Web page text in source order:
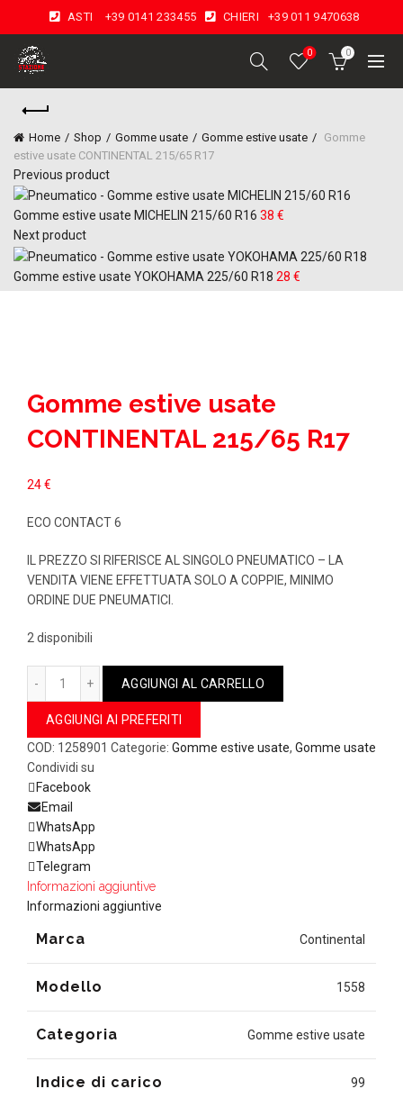
ASTI +39 0141 233455 CHIERI +39 011 9470638
0 0
Home Shop Gomme usate Gomme estive usate
Gomme
estive usate CONTINENTAL 215/65 R17
Previous product
Gomme estive usate MICHELIN 215/60 R16 38 €
Next product
Gomme estive usate YOKOHAMA 225/60 R18 28 €
Gomme estive usate
CONTINENTAL 215/65 R17
24€
ECO CONTACT 6
IL PREZZO SI RIFERISCE AL SINGOLO PNEUMATICO – LA
VENDITA VIENE EFFETTUATA SOLO A COPPIE, MINIMO
ORDINE DUE PNEUMATICI.
2 disponibili
AGGIUNGI AL CARRELLO
AGGIUNGI AI PREFERITI
COD: 1258901 Categorie: Gomme estive usate, Gomme usate
Condividi su
Facebook
Email
WhatsApp
WhatsApp
Telegram
Informazioni aggiuntive
Informazioni aggiuntive
Marca Continental
Modello 1558
Categoria Gomme estive usate
Indice di carico 99